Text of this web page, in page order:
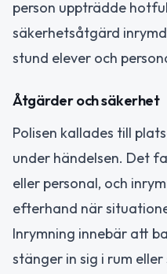
person uppträdde
säkerhetsåtgärd
stund elever och
Åtgärder och säkerhet
Polisen kallades till
under händelsen. Det
eller personal, och
efterhand när
Inrymning innebär att
stänger in sig i rum